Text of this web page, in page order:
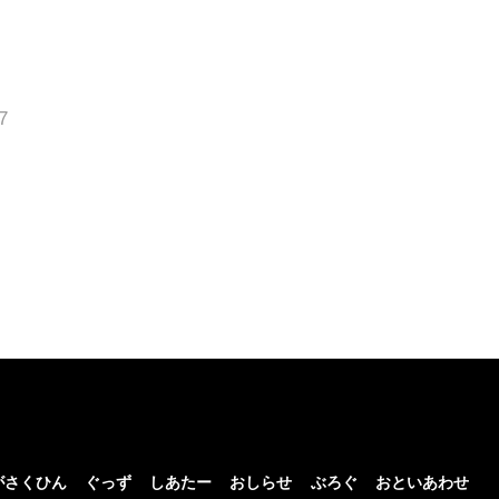
さくひん ぐっず しあたー おしらせ ぶろぐ おといあわせ